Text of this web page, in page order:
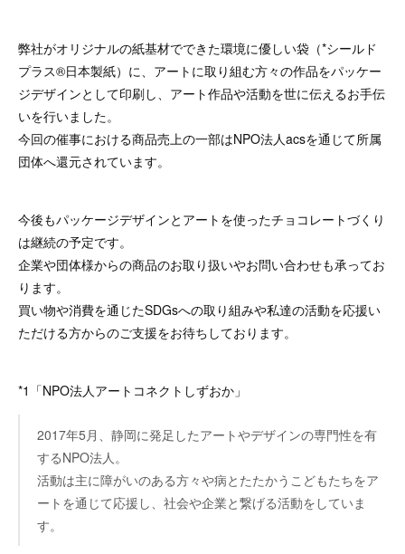
弊社がオリジナルの紙基材でできた環境に優しい袋（*シールド
プラス®日本製紙）に、アートに取り組む方々の作品をパッケー
ジデザインとして印刷し、アート作品や活動を世に伝えるお手伝
いを行いました。
今回の催事における商品売上の一部はNPO法人acsを通じて所属
団体へ還元されています。
今後もパッケージデザインとアートを使ったチョコレートづくり
は継続の予定です。
企業や団体様からの商品のお取り扱いやお問い合わせも承ってお
ります。
買い物や消費を通じたSDGsへの取り組みや私達の活動を応援い
ただける方からのご支援をお待ちしております。
*1「NPO法人アートコネクトしずおか」
2017年5月、静岡に発足したアートやデザインの専門性を有
するNPO法人。
活動は主に障がいのある方々や病とたたかうこどもたちをア
ートを通じて応援し、社会や企業と繋げる活動をしていま
す。